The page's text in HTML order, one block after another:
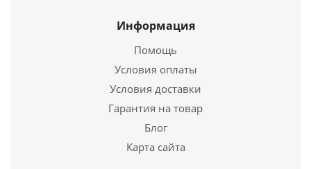
Купить в 1 клик
Информация
Помощь
Условия оплаты
Условия доставки
Гарантия на товар
Блог
Карта сайта